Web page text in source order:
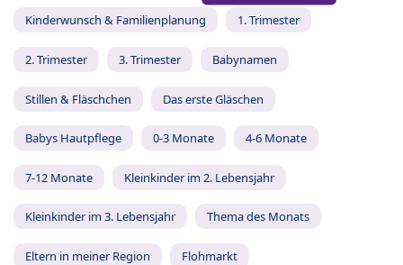
Kinderwunsch & Familienplanung 1. Trimester
2. Trimester 3. Trimester Babynamen
Stillen & Fläschchen Das erste Gläschen
Babys Hautpflege 0-3 Monate 4-6 Monate
7-12 Monate Kleinkinder im 2. Lebensjahr
Kleinkinder im 3. Lebensjahr Thema des Monats
Eltern in meiner Region Flohmarkt